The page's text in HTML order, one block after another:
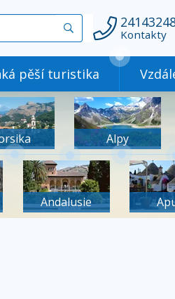
Vyhledat
Kontakty
pěší turistika
Alpy
Andalusie